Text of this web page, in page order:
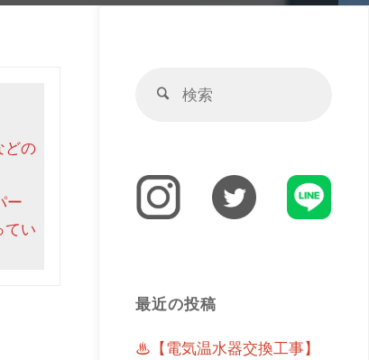
どの
ー
てい
最近の投稿
♨【電気温水器交換工事】